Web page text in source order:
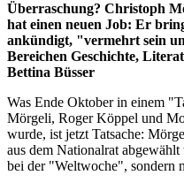
Überraschung? Christoph
hat einen neuen Job: Er
ankündigt, "vermehrt sein
Bereichen Geschichte,
Bettina Büsser
Was Ende Oktober in einem
Mörgeli, Roger Köppel und
wurde, ist jetzt Tatsache:
aus dem Nationalrat
bei der "Weltwoche", sondern